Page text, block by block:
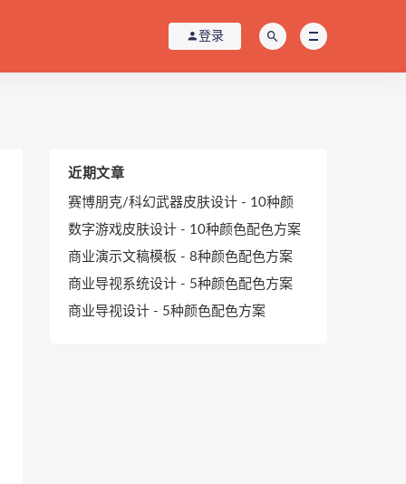
登录
近期文章
赛博朋克/科幻武器皮肤设计 - 10种颜
数字游戏皮肤设计 - 10种颜色配色方案
商业演示文稿模板 - 8种颜色配色方案
商业导视系统设计 - 5种颜色配色方案
商业导视设计 - 5种颜色配色方案